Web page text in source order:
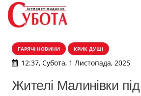
ГАРЯЧІ НОВИНИ КРИК ДУШІ
12:37, Субота, 1 Листопада, 2025
Жителі Малинівки